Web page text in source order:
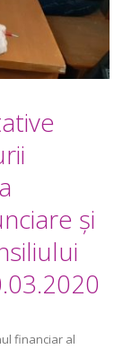
şi
financiar al